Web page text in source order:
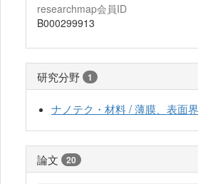
researchmap会員ID
B000299913
研究分野 1
ナノテク・材料 / 薄膜、表面
論文 20